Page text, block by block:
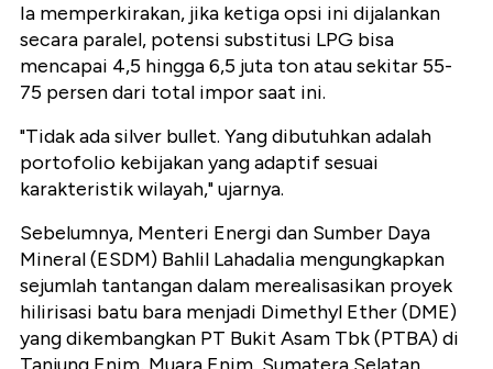
Ia memperkirakan, jika ketiga opsi ini dijalankan
secara paralel, potensi substitusi LPG bisa
mencapai 4,5 hingga 6,5 juta ton atau sekitar 55-
75 persen dari total impor saat ini.
"Tidak ada silver bullet. Yang dibutuhkan adalah
portofolio kebijakan yang adaptif sesuai
karakteristik wilayah," ujarnya.
Sebelumnya, Menteri Energi dan Sumber Daya
Mineral (ESDM) Bahlil Lahadalia mengungkapkan
sejumlah tantangan dalam merealisasikan proyek
hilirisasi batu bara menjadi Dimethyl Ether (DME)
yang dikembangkan PT Bukit Asam Tbk (PTBA) di